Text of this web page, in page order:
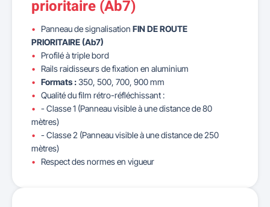
prioritaire (Ab7)
Panneau de signalisation FIN DE ROUTE
PRIORITAIRE (Ab7)
Profilé à triple bord
Rails raidisseurs de fixation en aluminium
Formats :350, 500, 700, 900 mm
Qualité du film rétro-réfléchissant :
- Classe 1 (Panneau visible à une distance de 80
mètres)
- Classe 2 (Panneau visible à une distance de 250
mètres)
Respect des normes en vigueur